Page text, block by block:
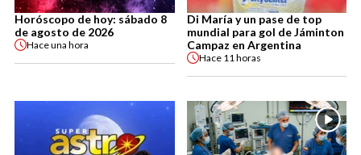
Horóscopo de hoy: sábado 8
de agosto de 2026
Haceuna hora
Di María y un pase de top
mundial para gol de Jáminton
Campaz en Argentina
Hace 11 horas